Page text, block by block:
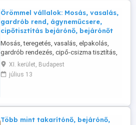
Örömmel vállalok: Mosás, vasalás,
gardrób rend, ágyneműcsere,
cipőtisztítás bejárónő, bejárónőt
Mosás, teregetés, vasalás, elpakolás,
gardrób rendezés, cipő-csizma tisztítás,
ágyneműcsere stb. Nagy örömmel végzek
ilyen tevékenységeket
magánszemélyeknél - kisebb és akár
vasaló budapesti 40-es férfi vagyok.
XI. kerület, Budapest
július 13
Több mint takarítónő, bejárónő,